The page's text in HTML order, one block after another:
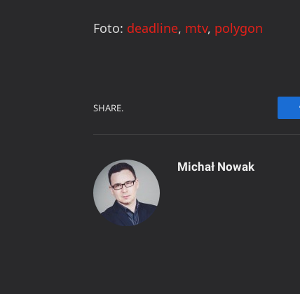
Foto: deadline, mtv, polygon
SHARE.
Michał Nowak